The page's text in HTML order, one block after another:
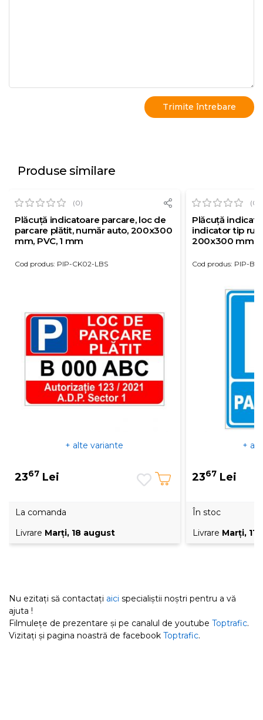
Produse similare
(0)
Plăcuță indicatoare parcare, loc de
parcare plătit, număr auto, 200x300
mm, PVC, 1 mm
Cod produs: PIP-CK02-LBS
+ alte variante
2367 Lei
La comanda
Livrare Marţi, 18 august
(0)
Plăcuță
indicator tip
200x300 mm,
Cod produs: PIP-
+
2367 Lei
În stoc
Livrare Marţi, 11
Nu ezitați să contactați aici specialiștii noștri pentru a vă
ajuta !
Filmulețe de prezentare și pe canalul de youtube Toptrafic.
Vizitați și pagina noastră de facebook Toptrafic.